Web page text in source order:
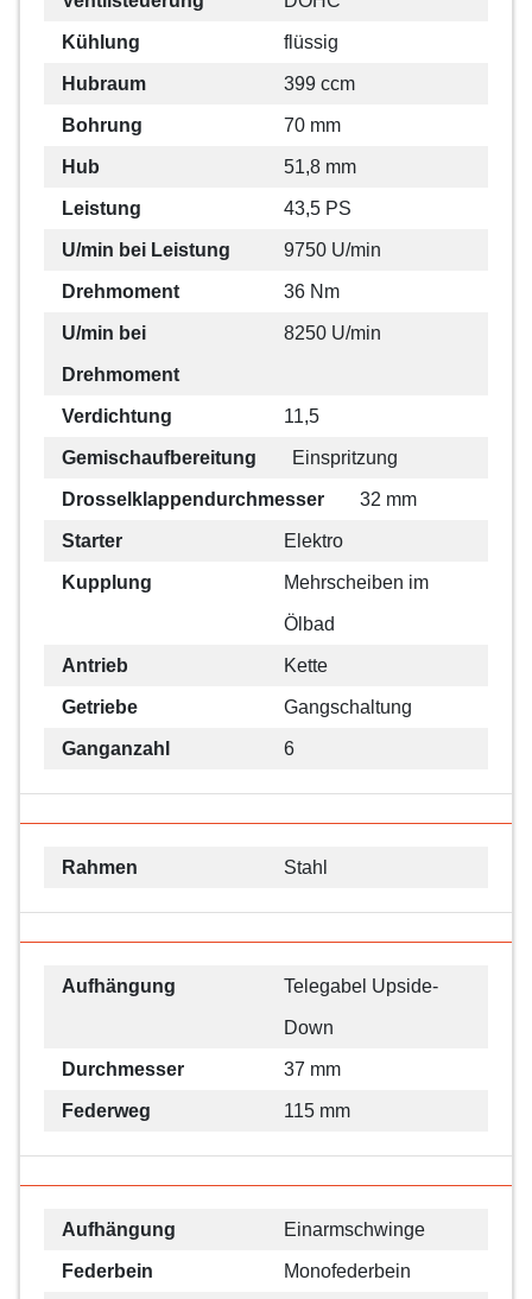
Kühlung flüssig
Hubraum 399 ccm
Bohrung 70 mm
Hub 51,8 mm
Leistung 43,5 PS
U/min bei Leistung 9750 U/min
Drehmoment 36 Nm
U/min bei
Drehmoment
8250 U/min
Verdichtung 11,5
Gemischaufbereitung Einspritzung
Drosselklappendurchmesser 32 mm
Starter Elektro
Kupplung Mehrscheiben im
Ölbad
Antrieb Kette
Getriebe Gangschaltung
Ganganzahl 6
Rahmen Stahl
Aufhängung Telegabel Upside-
Down
Durchmesser 37 mm
Federweg 115 mm
Aufhängung Einarmschwinge
Federbein Monofederbein